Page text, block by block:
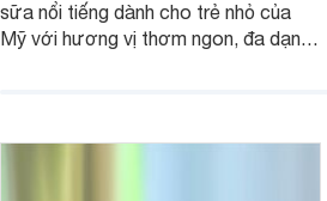
sữa nổi tiếng dành cho trẻ nhỏ của
Mỹ với hương vị thơm ngon, đa dạng
Pediasure Grow &amp; Gain hiện nay